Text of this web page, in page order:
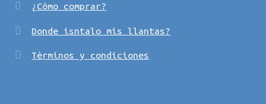
¿Còmo comprar?
Donde isntalo mis llantas?
Tèrminos y condiciones